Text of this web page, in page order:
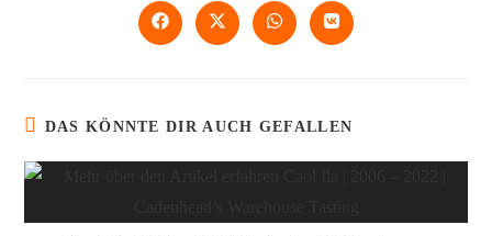
DAS KÖNNTE DIR AUCH GEFALLEN